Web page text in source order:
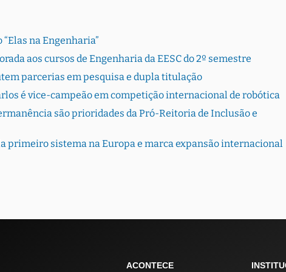
na Engenharia”
aos cursos de Engenharia da EESC do 2º semestre
parcerias em pesquisa e dupla titulação
é vice-campeão em competição internacional de robótica
são prioridades da Pró-Reitoria de Inclusão e
primeiro sistema na Europa e marca expansão internacional
ACONTECE